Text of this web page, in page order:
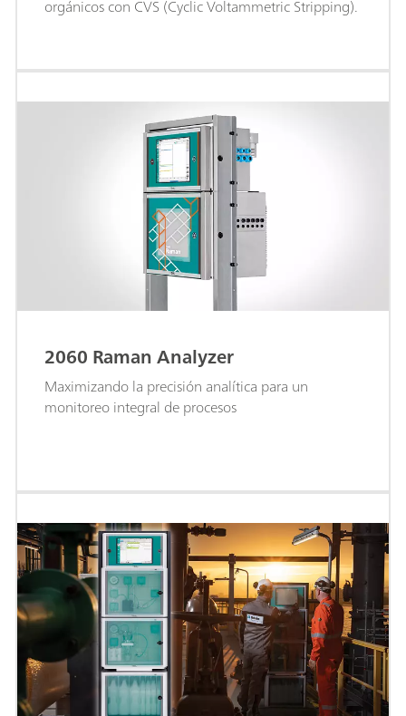
orgánicos con CVS (Cyclic Voltammetric Stripping).
2060 Raman Analyzer
Maximizando la precisión analítica para un
monitoreo integral de procesos